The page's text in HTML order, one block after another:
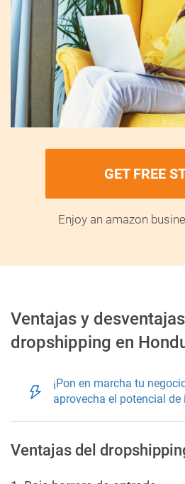
GET FREE
Enjoy an amazon
Ventajas y desventajas
dropshipping en
¡Pon en marcha tu
aprovecha el potencial de
Ventajas del